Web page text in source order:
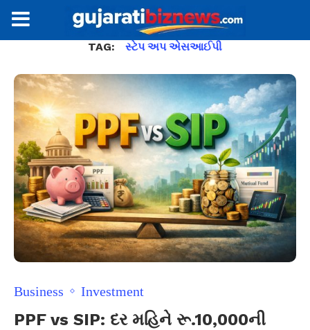
TAG: સ્ટેપ અપ એસઆઈપી
Business Investment
PPF vs SIP: દર મહિને રૂ.10,000ની